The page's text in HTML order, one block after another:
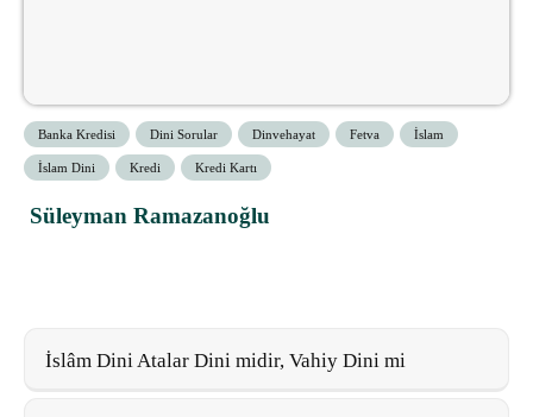
Banka Kredisi Dini Sorular Dinvehayat Fetva İslam
İslam Dini Kredi Kredi Kartı
Süleyman Ramazanoğlu
İslâm Dini Atalar Dini midir, Vahiy Dini mi